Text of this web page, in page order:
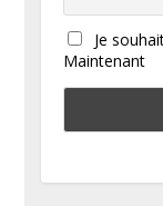
Je
Maintenant